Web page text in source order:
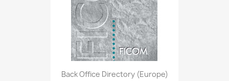
Back Office Directory (Europe)